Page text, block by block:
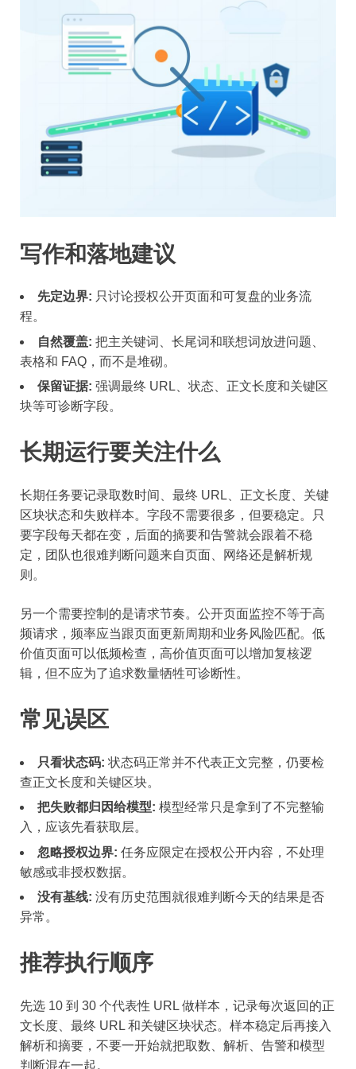
写作和落地建议
先定边界: 只讨论授权公开页面和可复盘的业务流
程。
自然覆盖: 把主关键词、长尾词和联想词放进问题、
表格和 FAQ，而不是堆砌。
保留证据: 强调最终 URL、状态、正文长度和关键区
块等可诊断字段。
长期运行要关注什么
长期任务要记录取数时间、最终 URL、正文长度、关键
区块状态和失败样本。字段不需要很多，但要稳定。只
要字段每天都在变，后面的摘要和告警就会跟着不稳
定，团队也很难判断问题来自页面、网络还是解析规
则。
另一个需要控制的是请求节奏。公开页面监控不等于高
频请求，频率应当跟页面更新周期和业务风险匹配。低
价值页面可以低频检查，高价值页面可以增加复核逻
辑，但不应为了追求数量牺牲可诊断性。
常见误区
只看状态码: 状态码正常并不代表正文完整，仍要检
查正文长度和关键区块。
把失败都归因给模型: 模型经常只是拿到了不完整输
入，应该先看获取层。
忽略授权边界: 任务应限定在授权公开内容，不处理
敏感或非授权数据。
没有基线: 没有历史范围就很难判断今天的结果是否
异常。
推荐执行顺序
先选 10 到 30 个代表性 URL 做样本，记录每次返回的正
文长度、最终 URL 和关键区块状态。样本稳定后再接入
解析和摘要，不要一开始就把取数、解析、告警和模型
判断混在一起。